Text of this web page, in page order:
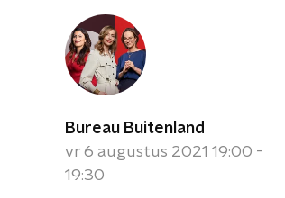
Bureau Buitenland
vr 6 augustus 2021 19:00 -
19:30